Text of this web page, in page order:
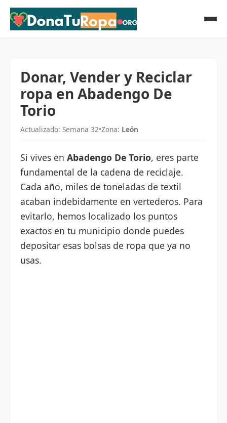
Donar, Vender y Reciclar
ropa en Abadengo De
Torio
Actualizado: Semana 32•Zona: León
Si vives en Abadengo De Torio, eres parte
fundamental de la cadena de reciclaje.
Cada año, miles de toneladas de textil
acaban indebidamente en vertederos. Para
evitarlo, hemos localizado los puntos
exactos en tu municipio donde puedes
depositar esas bolsas de ropa que ya no
usas.